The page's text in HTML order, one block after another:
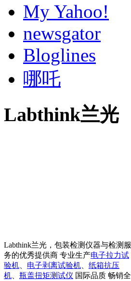
My Yahoo!
newsgator
Bloglines
哪吒
Labthink兰光
Labthink兰光，包装检测仪器与检测服
务的优秀提供商 专业生产电子拉力试
验机
电子剥离试验机
纸箱抗压
机
瓶盖扭矩测试仪 国际品质 畅销全